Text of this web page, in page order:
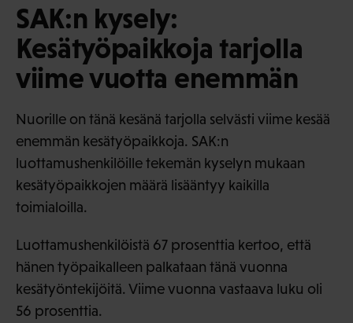
SAK:n kysely:
Kesätyöpaikkoja tarjolla
viime vuotta enemmän
Nuorille on tänä kesänä tarjolla selvästi viime kesää
enemmän kesätyöpaikkoja. SAK:n
luottamushenkilöille tekemän kyselyn mukaan
kesätyöpaikkojen määrä lisääntyy kaikilla
toimialoilla.
Luottamushenkilöistä 67 prosenttia kertoo, että
hänen työpaikalleen palkataan tänä vuonna
kesätyöntekijöitä. Viime vuonna vastaava luku oli
56 prosenttia.